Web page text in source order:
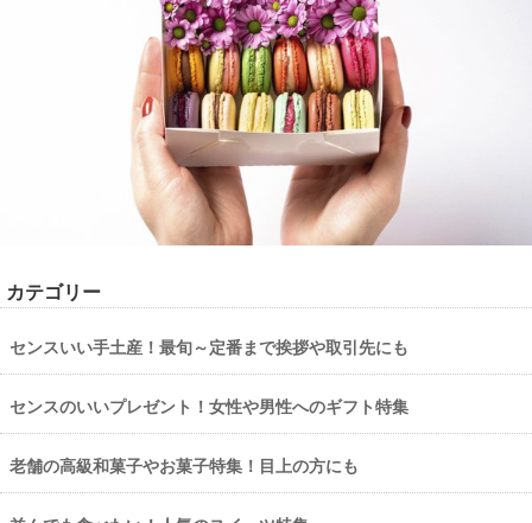
カテゴリー
センスいい手土産！最旬～定番まで挨拶や取引先にも
センスのいいプレゼント！女性や男性へのギフト特集
老舗の高級和菓子やお菓子特集！目上の方にも